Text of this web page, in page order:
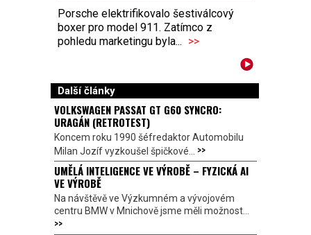
Porsche elektrifikovalo šestiválcový
boxer pro model 911. Zatímco z
pohledu marketingu byla... >>
Další články
VOLKSWAGEN PASSAT GT G60 SYNCRO:
URAGÁN (RETROTEST)
Koncem roku 1990 šéfredaktor Automobilu
Milan Jozíf vyzkoušel špičkové... >>
UMĚLÁ INTELIGENCE VE VÝROBĚ – FYZICKÁ AI
VE VÝROBĚ
Na návštěvě ve Výzkumném a vývojovém
centru BMW v Mnichově jsme měli možnost...
>>